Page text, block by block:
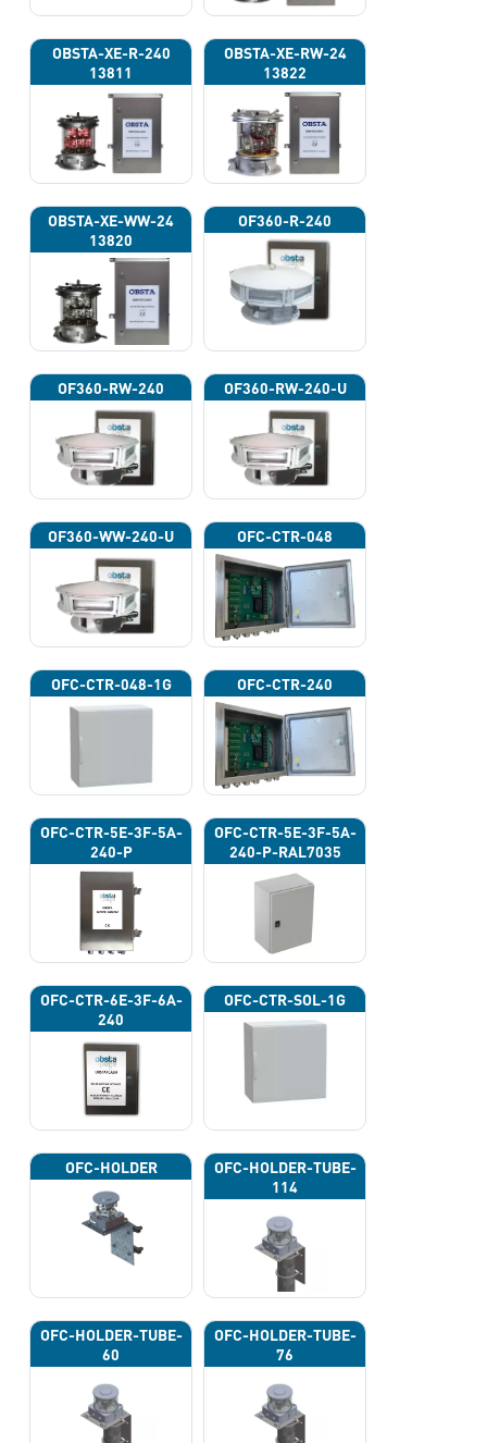
OBSTA-XE-R-240
13811
OBSTA-XE-RW-24
13822
OBSTA-XE-WW-24
13820
OF360-R-240
OF360-RW-240 OF360-RW-240-U
OF360-WW-240-U OFC-CTR-048
OFC-CTR-048-1G OFC-CTR-240
OFC-CTR-5E-3F-5A-
240-P
OFC-CTR-5E-3F-5A-
240-P-RAL7035
OFC-CTR-6E-3F-6A-
240
OFC-CTR-SOL-1G
OFC-HOLDER
OFC-HOLDER-TUBE-
114
OFC-HOLDER-TUBE-
60
OFC-HOLDER-TUBE-
76